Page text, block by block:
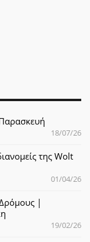
18/07/26
της Wolt
01/04/26
|
19/02/26